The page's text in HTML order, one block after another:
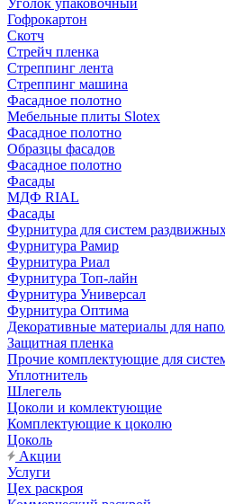
Уголок упаковочный
Гофрокартон
Скотч
Стрейч пленка
Стреппинг лента
Стреппинг машина
Фасадное полотно
Мебельные плиты Slotex
Фасадное полотно
Образцы фасадов
Фасадное полотно
Фасады
МДФ RIAL
Фасады
Фурнитура для систем
Фурнитура Рамир
Фурнитура Риал
Фурнитура Топ-лайн
Фурнитура Универсал
Фурнитура Оптима
Декоративные материалы для
Защитная пленка
Прочие комплектующие для
Уплотнитель
Шлегель
Цоколи и комлектующие
Комплектующие к цоколю
Цоколь
Акции
Услуги
Цех раскроя